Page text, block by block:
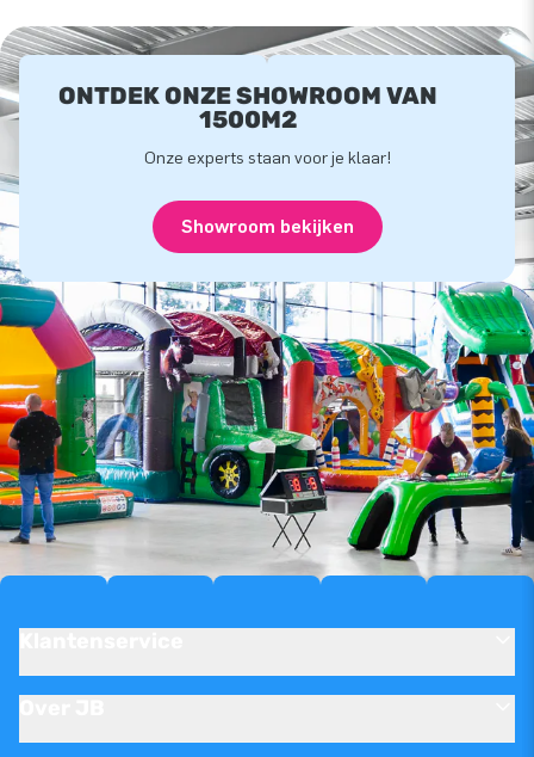
ONTDEK ONZE SHOWROOM VAN
1500M2
Onze experts staan voor je klaar!
Showroom bekijken